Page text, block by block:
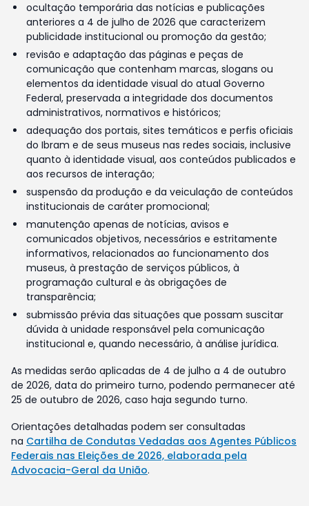
ocultação temporária das notícias e publicações
anteriores a 4 de julho de 2026 que caracterizem
publicidade institucional ou promoção da gestão;
revisão e adaptação das páginas e peças de
comunicação que contenham marcas, slogans ou
elementos da identidade visual do atual Governo
Federal, preservada a integridade dos documentos
administrativos, normativos e históricos;
adequação dos portais, sites temáticos e perfis oficiais
do Ibram e de seus museus nas redes sociais, inclusive
quanto à identidade visual, aos conteúdos publicados e
aos recursos de interação;
suspensão da produção e da veiculação de conteúdos
institucionais de caráter promocional;
manutenção apenas de notícias, avisos e
comunicados objetivos, necessários e estritamente
informativos, relacionados ao funcionamento dos
museus, à prestação de serviços públicos, à
programação cultural e às obrigações de
transparência;
submissão prévia das situações que possam suscitar
dúvida à unidade responsável pela comunicação
institucional e, quando necessário, à análise jurídica.
As medidas serão aplicadas de 4 de julho a 4 de outubro
de 2026, data do primeiro turno, podendo permanecer até
25 de outubro de 2026, caso haja segundo turno.
Orientações detalhadas podem ser consultadas
na Cartilha de Condutas Vedadas aos Agentes Públicos
Federais nas Eleições de 2026, elaborada pela
Advocacia-Geral da União.